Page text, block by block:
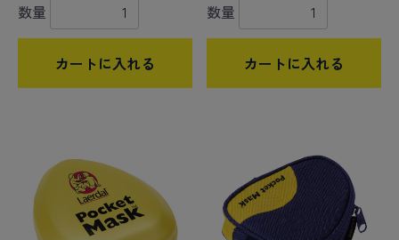
数量
カートに入れる
数量
カートに入れる